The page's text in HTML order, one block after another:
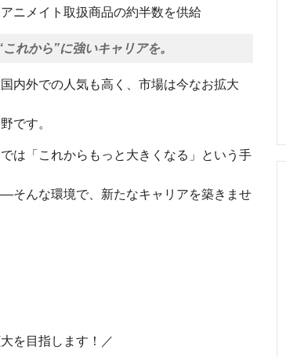
ニメイト取扱商品の約半数を供給
れから”に強いキャリアを。
内外での人気も高く、市場は今なお拡大
です。
は「これからもっと大きくなる」という手
そんな環境で、新たなキャリアを築きませ
を目指します！／